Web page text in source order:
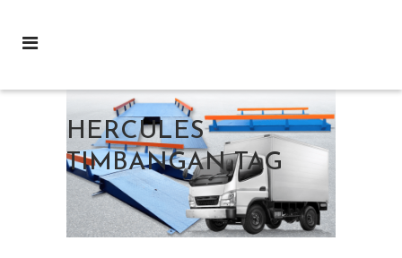
HERCULES
TIMBANGAN TAG